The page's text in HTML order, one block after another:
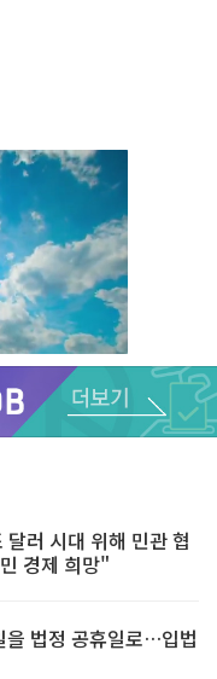
Unmute
러 시대 위해 민관 협
경제 희망"
법정 공휴일로…입법